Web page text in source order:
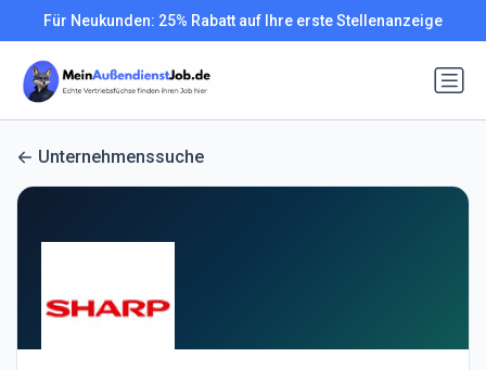
Für Neukunden: 25% Rabatt auf Ihre erste Stellenanzeige
Unternehmenssuche